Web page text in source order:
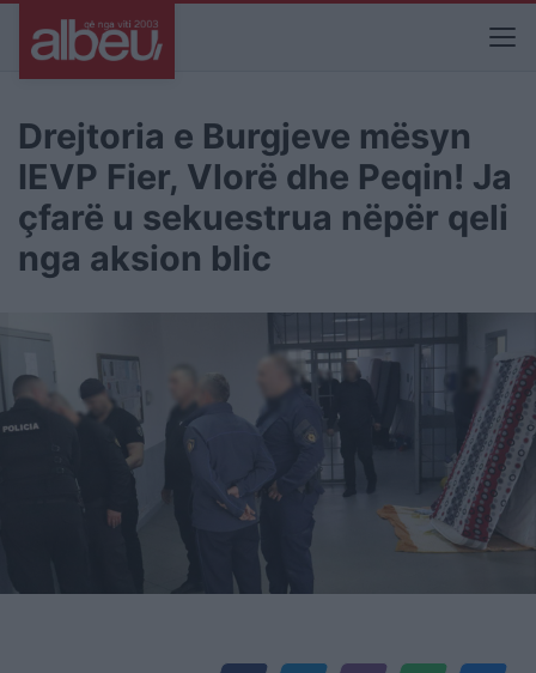
Drejtoria e Burgjeve mësyn
IEVP Fier, Vlorë dhe Peqin! Ja
çfarë u sekuestrua nëpër qeli
nga aksion blic